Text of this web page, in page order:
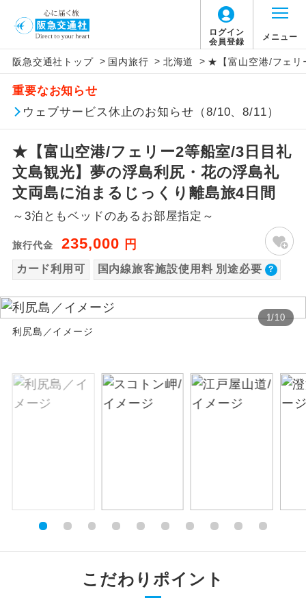
ログイン
会員登録
メニュー
阪急交通社トップ > 国内旅行 > 北海道 > ★【富山空港/フェリ
重要なお知らせ
ウェブサービス休止のお知らせ（8/10、8/11）
★【富山空港/フェリー2等船室/3日目礼
文島観光】夢の浮島利尻・花の浮島礼
文両島に泊まるじっくり離島旅4日間
～3泊ともベッドのあるお部屋指定～
旅行代金 235,000 円
カード利用可 国内線旅客施設使用料 別途必要
1/10
利尻島／イメージ
こだわりポイント
【国内旅客施設使用料について】
旅行代金に国内旅客施設使用料は含まれてお
りません。別途お支払いが必要となります。
羽田空港：大人1,800円、子供1,800円
2026/10/6〜2027/6/4 羽田空港：大人2,320
円、子供2,320円
2027/6/5〜 羽田空港：大人2,360円、子供
2,360円
アイコン 説明
添乗員同行
往路出発空港（駅）から復路到着空港
（駅）まで同行します。
現地添乗員同
行
現地到着空港（駅）から最終日出発空港
（駅）まで添乗員が同行します。
バスガイド乗
務
バスガイドが乗務し、車内での観光案内
があります。
新コース 初登場のコースです。
然遺産を訪ねるコースです。
絶景
温泉地にも宿泊するコースです。
露天風呂
ご宿泊ホテルに露天風呂が付いていま
お部屋食
トラベルイヤ
周りの音を気にせず、ガイドさんの説明